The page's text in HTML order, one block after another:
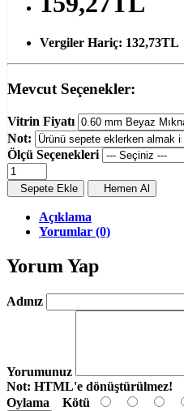
Vergiler Hariç: 132,73TL
Mevcut Seçenekler:
Vitrin Fiyatı
Not:
Ölçü Seçenekleri
Sepete Ekle Hemen Al
Açıklama
Yorumlar (0)
Yorum Yap
Adınız
Yorumunuz
Not: HTML'e dönüştürülmez!
Oylama Kötü